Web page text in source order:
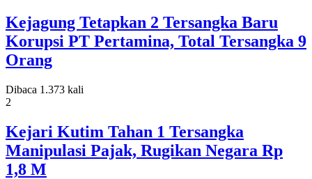
Kejagung Tetapkan 2 Tersangka Baru
Korupsi PT Pertamina, Total Tersangka 9
Orang
Dibaca 1.373 kali
2
Kejari Kutim Tahan 1 Tersangka
Manipulasi Pajak, Rugikan Negara Rp
1,8 M